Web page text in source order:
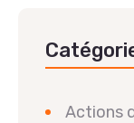
Actions